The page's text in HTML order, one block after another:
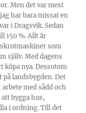
Men det var mest
har bara missat en
i Dragsvik. Sedan
150 %. Allt är
som
själv. Med dagens
köpa nya. Dessutom
landsbygden. Det
med sådd och
bygga hus,
i ordning. Till det